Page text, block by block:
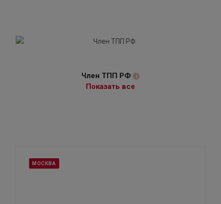
Член ТПП РФ i
Показать все
МОСКВА